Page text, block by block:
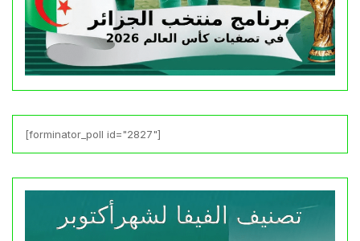
[forminator_poll id="2827"]